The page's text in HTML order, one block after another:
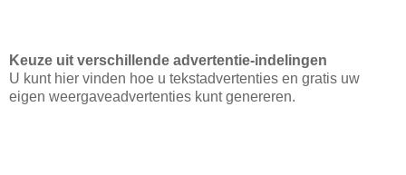
Keuze uit verschillende advertentie-indelingen
U kunt hier vinden hoe u tekstadvertenties en gratis uw
eigen weergaveadvertenties kunt genereren.